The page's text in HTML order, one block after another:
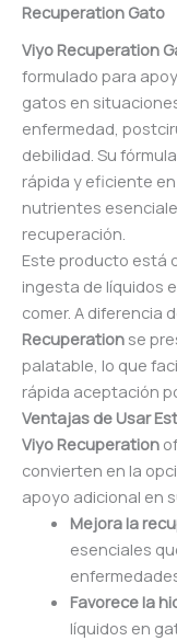
Recuperation Gato
Viyo Recuperation
formulado para
gatos en
enfermedad,
debilidad. Su
rápida y eficiente
nutrientes
recuperación.
Este producto está
ingesta de líquidos
comer. A diferencia
Recuperation se
palatable, lo que
rápida aceptación
Ventajas de Usar
Viyo Recuperation
convierten en la
apoyo adicional en
Mejora la
esenciales
Favorece la
líquidos en